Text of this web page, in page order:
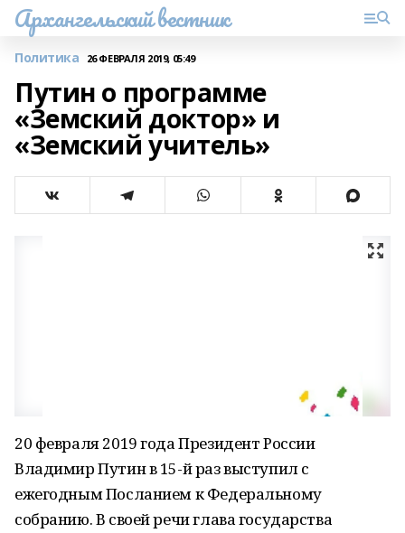
Архангельский вестник
Политика 26 ФЕВРАЛЯ 2019, 05:49
Путин о программе
«Земский доктор» и
«Земский учитель»
20 февраля 2019 года Президент России
Владимир Путин в 15-й раз выступил с
ежегодным Посланием к Федеральному
собранию. В своей речи глава государства